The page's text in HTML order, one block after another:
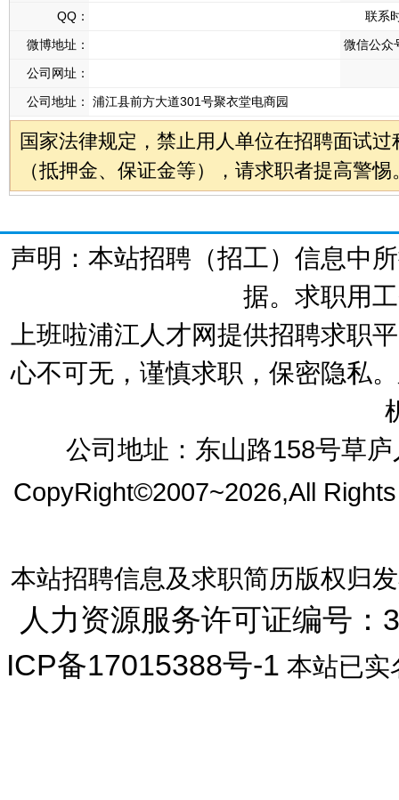
QQ：
联系
微博地址：
微信公众
公司网址：
公司地址：
浦江县前方大道301号聚衣堂电商园
国家法律规定，禁止用人单位在招聘面试
（抵押金、保证金等），请求职者提高警惕
声明：本站招聘（招工）信息中
据。求职用
上班啦浦江人才网提供招聘求职
心不可无，谨慎求职，保密隐私
公司地址：东山路158号草
CopyRight©2007~2026,All
本站招聘信息及求职简历版权归
人力资源服务许可证编号
ICP备17015388号-1 本站已